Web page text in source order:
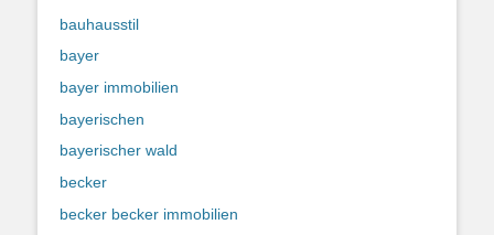
bauhausstil
bayer
bayer immobilien
bayerischen
bayerischer wald
becker
becker becker immobilien